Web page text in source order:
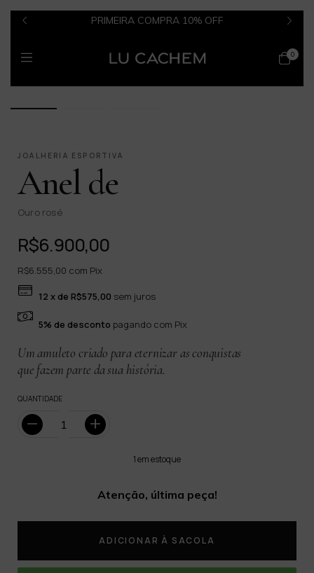
PRIMEIRA COMPRA 10% OFF
0
JOALHERIA ESPORTIVA
Anel de
Ouro rosé
R$6.900,00
R$6.555,00 com Pix
12 x de R$575,00 sem juros
5% de desconto pagando com Pix
Um amuleto criado para eternizar as conquistas
que fazem parte da sua história.
QUANTIDADE
1em estoque
Atenção, última peça!